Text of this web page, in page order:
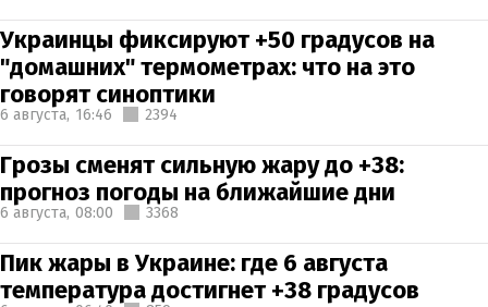
Украинцы фиксируют +50 градусов на
"домашних" термометрах: что на это
говорят синоптики
6 августа, 16:46 2394
Грозы сменят сильную жару до +38:
прогноз погоды на ближайшие дни
6 августа, 08:00 3368
Пик жары в Украине: где 6 августа
температура достигнет +38 градусов